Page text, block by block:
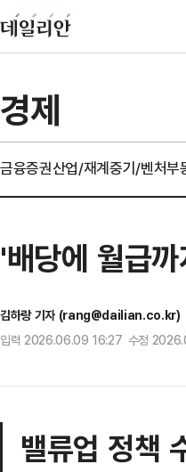
경제
금융증권산업/재계중기/벤처부
'배당에 월급
김하랑 기자 (rang@dailian.co.kr)
입력 2026.06.09 16:27 수정
밸류업 정책